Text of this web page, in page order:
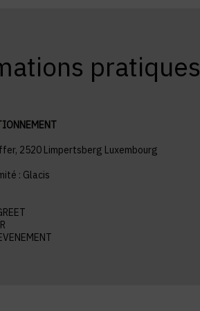
pratiques
2520 Limpertsberg Luxembourg
: Glacis